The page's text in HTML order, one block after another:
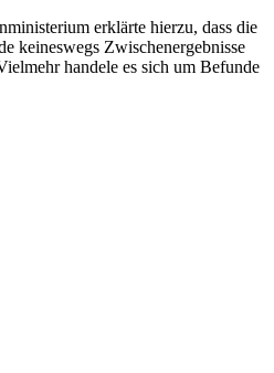
erklärte hierzu, dass die
keineswegs Zwischenergebnisse
handele es sich um Befunde